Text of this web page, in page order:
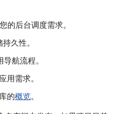
的后台调度需求。
久性。
航流程。
用需求。
的概览。